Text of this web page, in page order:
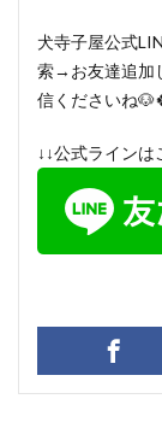
犬寺子屋公式
索→お友達追加
信くださいね
↓↓公式ライン